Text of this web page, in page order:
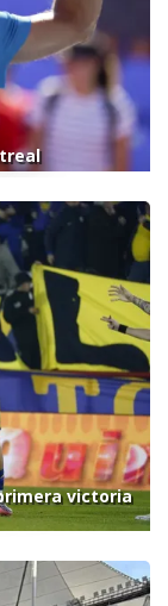
victoria